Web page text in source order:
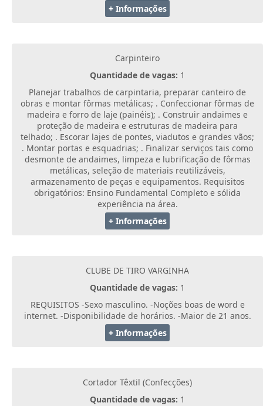
+ Informações
Carpinteiro
Quantidade de vagas: 1
Planejar trabalhos de carpintaria, preparar canteiro de
obras e montar fôrmas metálicas; . Confeccionar fôrmas de
madeira e forro de laje (painéis); . Construir andaimes e
proteção de madeira e estruturas de madeira para
telhado; . Escorar lajes de pontes, viadutos e grandes vãos;
. Montar portas e esquadrias; . Finalizar serviços tais como
desmonte de andaimes, limpeza e lubrificação de fôrmas
metálicas, seleção de materiais reutilizáveis,
armazenamento de peças e equipamentos. Requisitos
obrigatórios: Ensino Fundamental Completo e sólida
experiência na área.
+ Informações
CLUBE DE TIRO VARGINHA
Quantidade de vagas: 1
REQUISITOS -Sexo masculino. -Noções boas de word e
internet. -Disponibilidade de horários. -Maior de 21 anos.
+ Informações
Cortador Têxtil (Confecções)
Quantidade de vagas: 1